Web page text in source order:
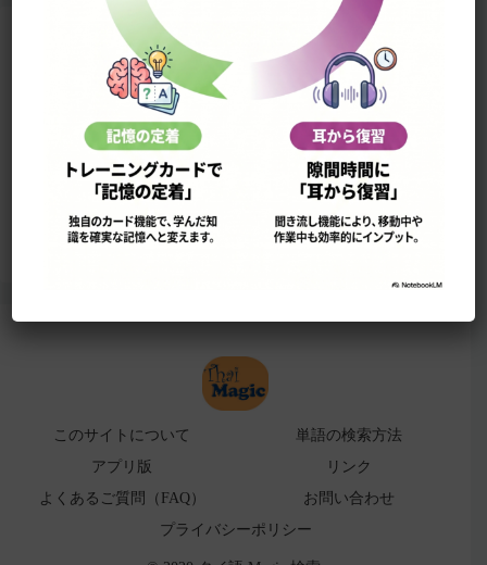
このサイトについて
単語の検索法
ローマ字表
よくある検索ミス！
このサイトについて
単語の検索方法
アプリ版
リンク
よくあるご質問（FAQ）
お問い合わせ
プライバシーポリシー